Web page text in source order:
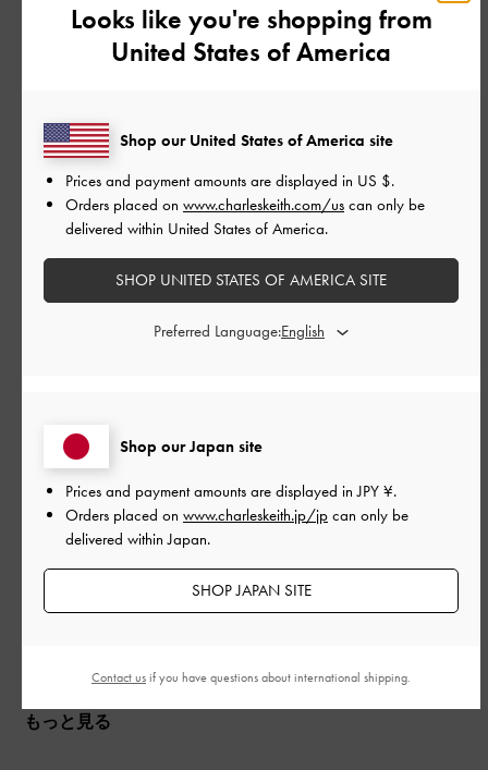
もっと見る
フィルター
ご利用者様
オフィスにも結婚式にも◎
履き心地も良さです。
サイズ: 37/23.5cm |カラー: ブラック系
デザイン
とてもよかった
品質
もっと見る
2024-03-21
Looks like you're shopping from
United States of America
Shop our Japan site
Prices and payment amounts are displayed inJPY ¥.
Orders placed on www.charleskeith.jp/jp can only be
delivered within Japan.
SHOP JAPAN SITE
Shop our United States of America site
Prices and payment amounts are displayed in US $.
Orders placed on www.charleskeith.com/us can only be
delivered within United States of America.
SHOP UNITED STATES OF AMERICA SITE
Preferred Language:
Contact usif you have questions about international shipping.